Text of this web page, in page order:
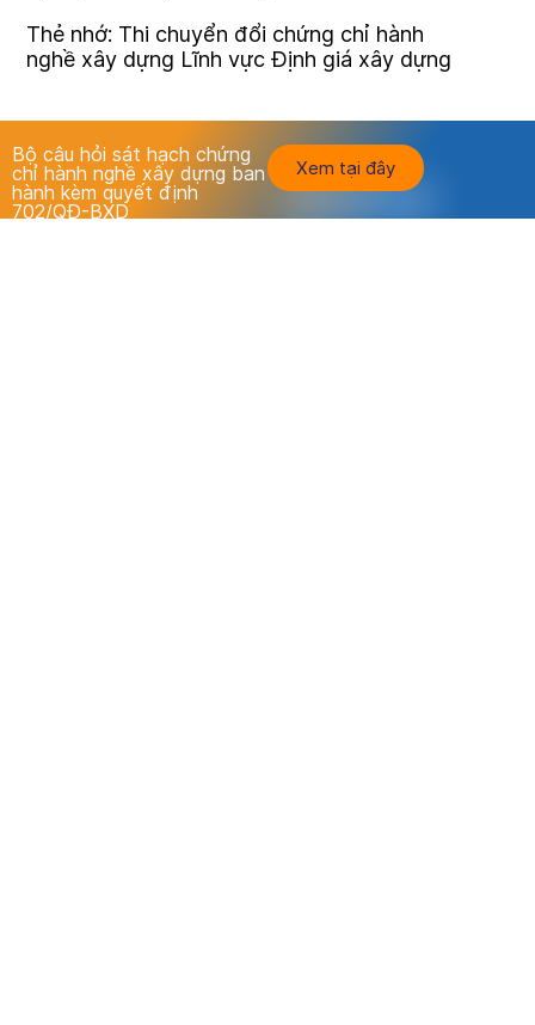
Thẻ nhớ: Thi chuyển đổi chứng chỉ hành
nghề xây dựng Lĩnh vực Định giá xây dựng
Bộ câu hỏi sát hạch chứng
chỉ hành nghề xây dựng ban
hành kèm quyết định
702/QĐ-BXD
Xem tại đây